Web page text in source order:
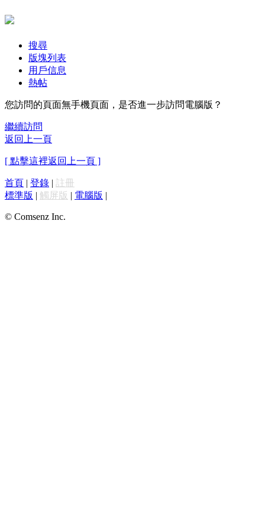
搜尋
版塊列表
用戶信息
熱帖
您訪問的頁面無手機頁面，是否進一步訪問電腦版？
繼續訪問
返回上一頁
[ 點擊這裡返回上一頁 ]
首頁 | 登錄 | 註冊
標準版 | 觸屏版 | 電腦版 |
© Comsenz Inc.